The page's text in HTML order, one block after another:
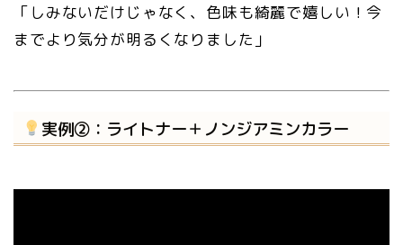
「しみないだけじゃなく、色味も綺麗で嬉しい！今
までより気分が明るくなりました」
実例②：ライトナー＋ノンジアミンカラー